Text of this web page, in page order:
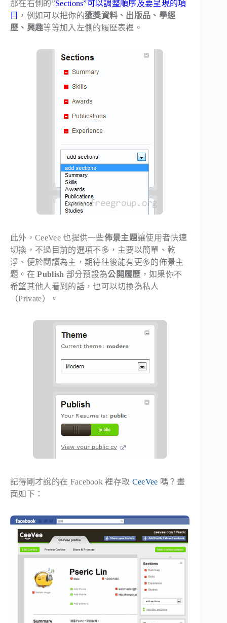
那在右側的”Sections”可以調整順序及要呈現的項
目 ，例如可以把你的獲獎資料、出版品、學經
歷、興趣等等加入左側的履歷表裡。
此外，CeeVee 也提供一些佈景主題讓使用者快速
切換，不過目前的選項不多，主要以簡單、乾
淨、便於閱讀為主，期待往後能有更多的佈景主
題。在Publish 部分預設為公開履歷 ，如果你不
希望其他人看到的話，也可以切換為私人
（Private）。
記得剛才說的在 Facebook 裡存取 CeeVee 嗎？畫
面如下：